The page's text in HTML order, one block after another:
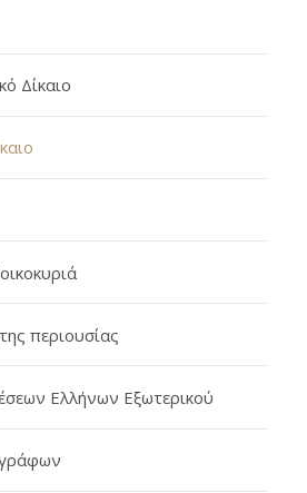
Δίκαιο
περιουσίας
Ελλήνων Εξωτερικού